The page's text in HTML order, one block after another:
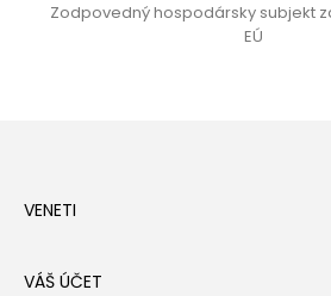
Zodpovedný hospodársky subjekt
EÚ
VENETI
VÁŠ ÚČET